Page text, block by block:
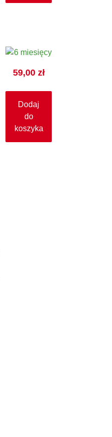
59,00 zł
Dodaj
do
koszyka